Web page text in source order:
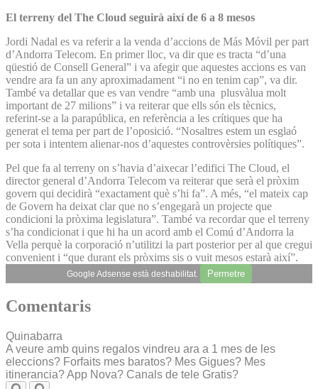
El terreny del The Cloud seguirà així de 6 a 8 mesos
Jordi Nadal es va referir a la venda d’accions de Más Móvil per part
d’Andorra Telecom. En primer lloc, va dir que es tracta “d’una
qüestió de Consell General” i va afegir que aquestes accions es van
vendre ara fa un any aproximadament “i no en tenim cap”, va dir.
També va detallar que es van vendre “amb una plusvàlua molt
important de 27 milions” i va reiterar que ells són els tècnics,
referint-se a la parapública, en referència a les crítiques que ha
generat el tema per part de l’oposició. “Nosaltres estem un esglaó
per sota i intentem alienar-nos d’aquestes controvèrsies polítiques”.
Pel que fa al terreny on s’havia d’aixecar l’edifici The Cloud, el
director general d’Andorra Telecom va reiterar que serà el pròxim
govern qui decidirà “exactament què s’hi fa”. A més, “el mateix cap
de Govern ha deixat clar que no s’engegarà un projecte que
condicioni la pròxima legislatura”. També va recordar que el terreny
s’ha condicionat i que hi ha un acord amb el Comú d’Andorra la
Vella perquè la corporació n’utilitzi la part posterior per al que cregui
convenient i “que durant els pròxims sis o vuit mesos estarà així”.
Google Adsense està deshabilitat. Permetre
Comentaris
Quinabarra
A veure amb quins regalos vindreu ara a 1 mes de les
eleccions? Forfaits mes baratos? Mes Gigues? Mes
itinerancia? App Nova? Canals de tele Gratis?